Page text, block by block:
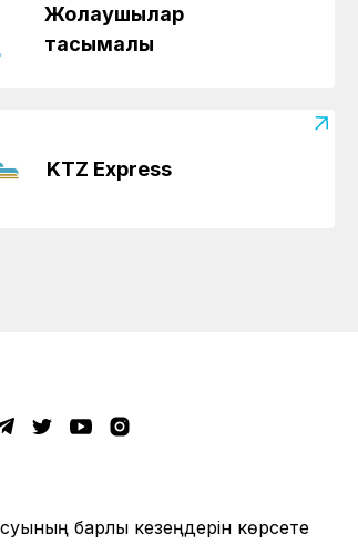
Жолаушылар
тасымалы
KTZ Express
барлық кезеңдерін көрсете